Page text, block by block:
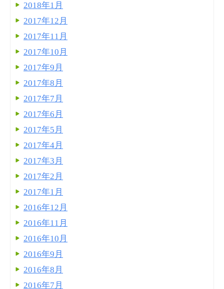
2018年1月
2017年12月
2017年11月
2017年10月
2017年9月
2017年8月
2017年7月
2017年6月
2017年5月
2017年4月
2017年3月
2017年2月
2017年1月
2016年12月
2016年11月
2016年10月
2016年9月
2016年8月
2016年7月